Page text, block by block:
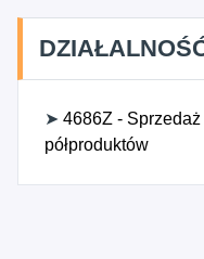
➤ 4686Z - Sprzedaż
półproduktów